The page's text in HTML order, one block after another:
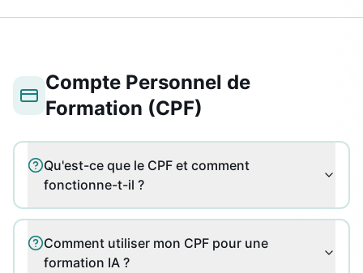
Compte Personnel de
Formation (CPF)
Qu'est-ce que le CPF et comment
fonctionne-t-il ?
Comment utiliser mon CPF pour une
formation IA ?